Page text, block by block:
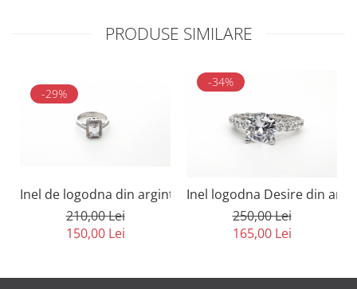
PRODUSE SIMILARE
-29%
Inel de logodna din argint 925, placat cu zirconiu
210,00 Lei
150,00 Lei
-34%
Inel logodna Desire din
250,00 Lei
165,00 Lei